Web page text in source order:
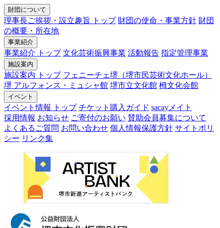
財団について
理事長ご挨拶・設立趣旨 トップ 財団の使命・事業方針 財団
の概要・所在地
事業紹介
事業紹介 トップ 文化芸術振興事業 活動報告 指定管理事業
施設案内
施設案内 トップ フェニーチェ堺（堺市民芸術文化ホール）
堺 アルフォンス・ミュシャ館 堺市立文化館 栂文化会館
イベント
イベント情報 トップ チケット購入ガイド sacayメイト
採用情報 お知らせ ご寄付のお願い 賛助会員募集について
よくあるご質問 お問い合わせ 個人情報保護方針 サイトポリ
シー リンク集